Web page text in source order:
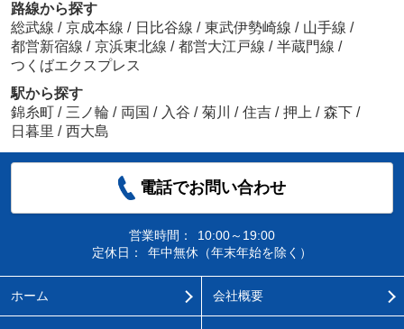
路線から探す
総武線 / 京成本線 / 日比谷線 / 東武伊勢崎線 / 山手線 /
都営新宿線 / 京浜東北線 / 都営大江戸線 / 半蔵門線 /
つくばエクスプレス
駅から探す
錦糸町 / 三ノ輪 / 両国 / 入谷 / 菊川 / 住吉 / 押上 / 森下 /
日暮里 / 西大島
電話でお問い合わせ
営業時間：
10:00～19:00
定休日：
年中無休（年末年始を除く）
ホーム 会社概要